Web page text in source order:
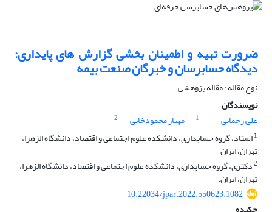
ضرورت تهیه و اطمینان بخشی گزارش های پایداری:
دیدگاه حسابرسان و خبرگان صنعت بیمه
نوع مقاله : مقاله پژوهشی
نویسندگان
علی رحمانی
1 مهناز محمودخانی
2
1استاد، گروه حسابداری، دانشکده علوم اجتماعی و اقتصاد، دانشگاه الزهرا،
تهران، ایران
2دکتری، گروه حسابداری، دانشکده علوم اجتماعی و اقتصاد، دانشگاه الزهرا،
تهران، ایران.
10.22034/jpar.2022.550623.1082